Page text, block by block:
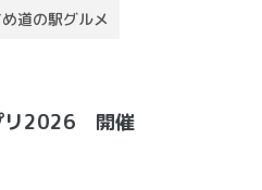
道の駅グルメ
リ2026 開催